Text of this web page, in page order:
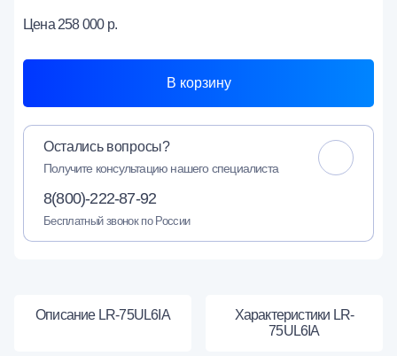
Цена 258 000 р.
В корзину
Остались вопросы?
Получите консультацию нашего специалиста
8(800)-222-87-92
Бесплатный звонок по России
Описание LR-75UL6IA
Характеристики LR-
75UL6IA